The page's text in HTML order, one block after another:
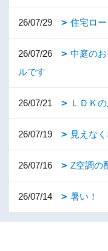
26/07/29 住宅ロー
26/07/26
中庭の
ルです
26/07/21 ＬＤＫ
26/07/19 見えな
26/07/16 Z空調の
26/07/14 暑い！